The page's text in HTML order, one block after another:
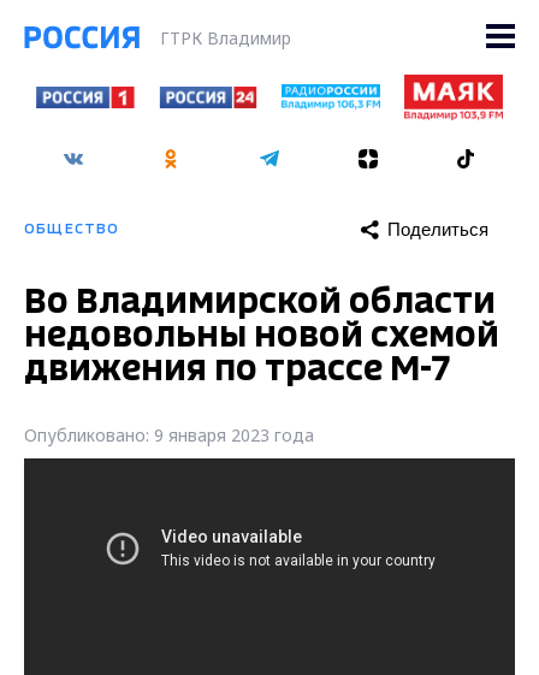
ГТРК Владимир
ОБЩЕСТВО Поделиться
Во Владимирской области
недовольны новой схемой
движения по трассе М-7
Опубликовано: 9 января 2023 года